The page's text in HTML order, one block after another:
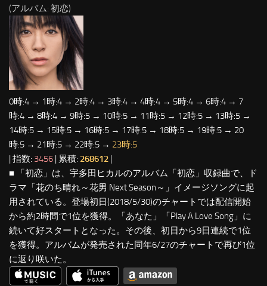
(アルバム: 初恋)
0時:4 → 1時:4 → 2時:4 → 3時:4 → 4時:4 → 5時:4 → 6時:4 → 7
時:4 → 8時:4 → 9時:5 → 10時:5 → 11時:5 → 12時:5 → 13時:5 →
14時:5 → 15時:5 → 16時:5 → 17時:5 → 18時:5 → 19時:5 → 20
時:5 → 21時:5 → 22時:5 → 23時:5
| 指数: 3456 | 累積: 268612 |
■ 「初恋」は、宇多田ヒカルのアルバム「初恋」収録曲で、ド
ラマ「花のち晴れ～花男 Next Season～」イメージソングに起
用されている。登場初日(2018/5/30)のチャートでは配信開始
から約2時間で1位を獲得。「あなた」「Play A Love Song」に
続いて好スタートとなった。その後、初日から9日連続で1位
を獲得。アルバムが発売された同年6/27のチャートで再び1位
に返り咲いた。